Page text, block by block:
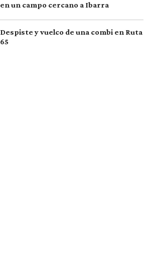
en un campo cercano a Ibarra
Despiste y vuelco de una combi en Ruta
65